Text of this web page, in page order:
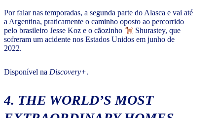
Por falar nas temporadas, a segunda parte do Alasca e vai até
a Argentina, praticamente o caminho oposto ao percorrido
pelo brasileiro Jesse Koz e o cãozinho
Shurastey, que
sofreram um acidente nos Estados Unidos em junho de
2022.
Disponível na Discovery+.
4. THE WORLD’S MOST